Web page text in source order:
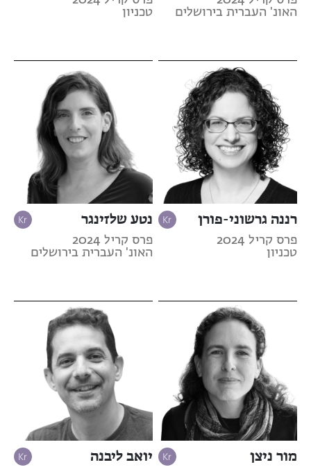
האונ' העברית בירושלים
טכניון
רננה גרשוני-פורן
פרס קריל 2024
טכניון
נטע שלזינגר
פרס קריל 2024
האונ' העברית בירושלים
מור ניצן יואב ליבנה